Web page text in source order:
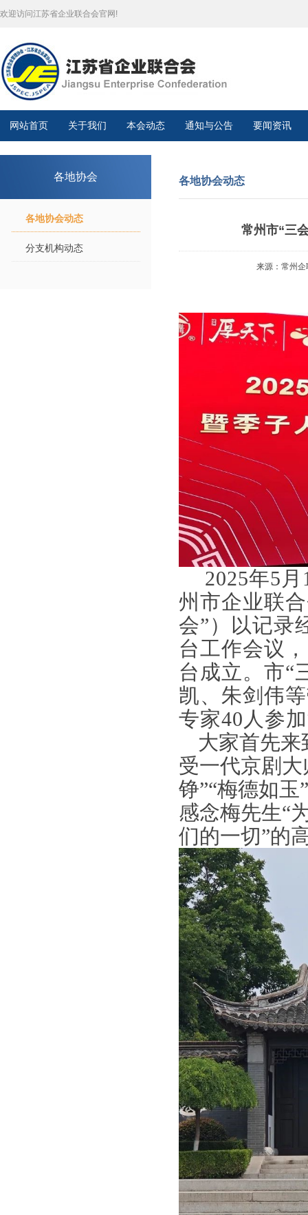
欢迎访问江苏省企业联合会官网!
网站首页 关于我们 本会动态 通知与公告 要闻资讯
各地协会
各地协会动态
分支机构动态
各地协会动态
常州市“三
来源：常州
2025年5月
州市企业联
会”）以记录
台工作会议
台成立。市“
凯、朱剑伟
专家40人参
大家首先
受一代京剧大
铮”“梅德如
感念梅先生“
们的一切”的